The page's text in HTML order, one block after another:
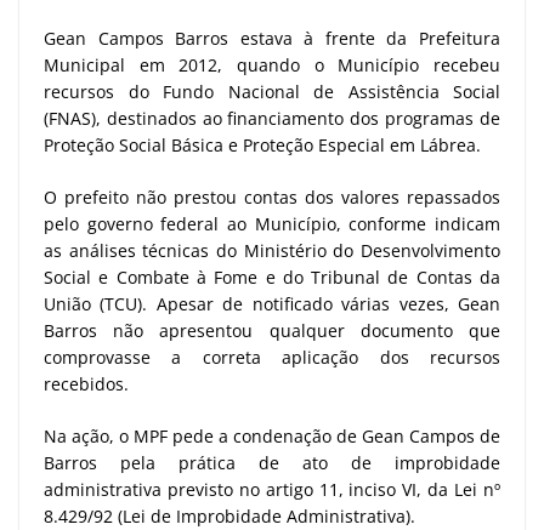
Gean Campos Barros estava à frente da Prefeitura
Municipal em 2012, quando o Município recebeu
recursos do Fundo Nacional de Assistência Social
(FNAS), destinados ao financiamento dos programas de
Proteção Social Básica e Proteção Especial em Lábrea.
O prefeito não prestou contas dos valores repassados
pelo governo federal ao Município, conforme indicam
as análises técnicas do Ministério do Desenvolvimento
Social e Combate à Fome e do Tribunal de Contas da
União (TCU). Apesar de notificado várias vezes, Gean
Barros não apresentou qualquer documento que
comprovasse a correta aplicação dos recursos
recebidos.
Na ação, o MPF pede a condenação de Gean Campos de
Barros pela prática de ato de improbidade
administrativa previsto no artigo 11, inciso VI, da Lei nº
8.429/92 (Lei de Improbidade Administrativa).